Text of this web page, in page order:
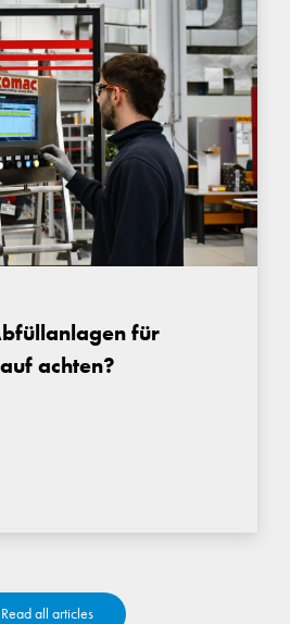
für
achten?
Read all articles